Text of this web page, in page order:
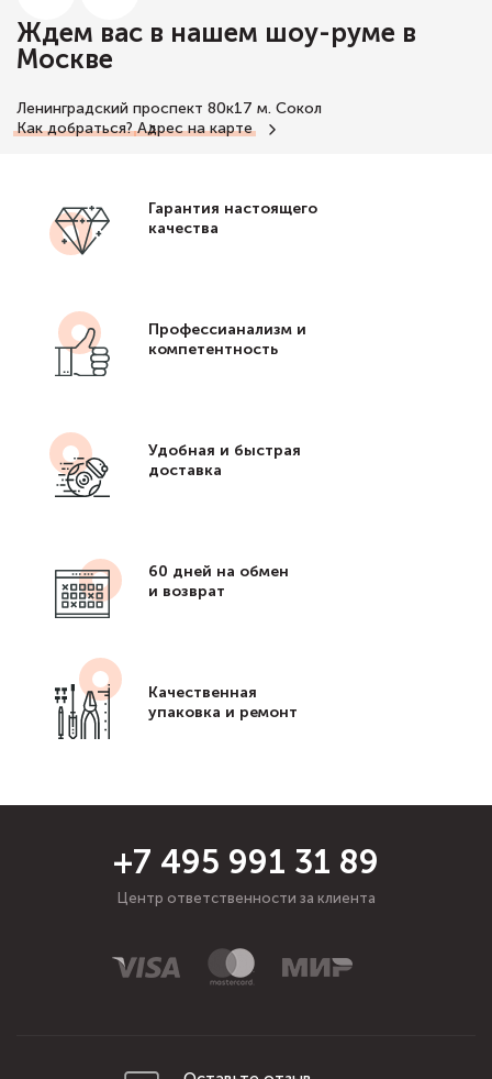
Ждем вас в нашем шоу-руме в
Москве
Ленинградский проспект 80к17 м. Сокол
Как добраться? Адрес на карте
Гарантия настоящего
качества
Профессианализм и
компетентность
Удобная и быстрая
доставка
60 дней на обмен
и возврат
Качественная
упаковка и ремонт
+7 495 991 31 89
Центр ответственности за клиента